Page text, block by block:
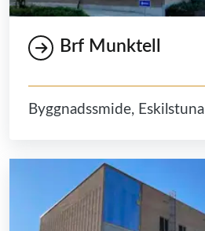
Brf Munktell
Byggnadssmide, Eskilstuna